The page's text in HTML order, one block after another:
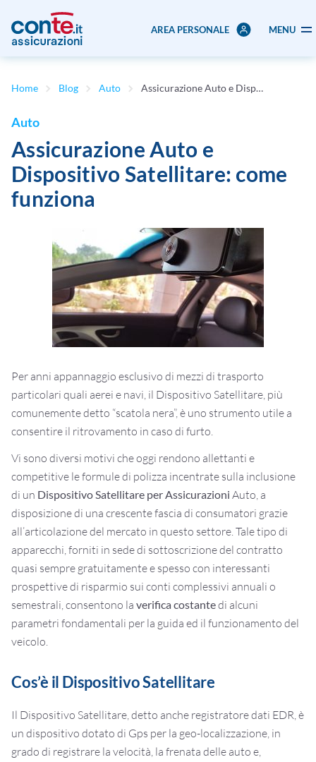
AREA PERSONALE MENU
Home Blog Auto Assicurazione Auto e Dispositivo Satellitare: come funziona
Auto
Assicurazione Auto e
Dispositivo Satellitare: come
funziona
Per anni appannaggio esclusivo di mezzi di trasporto
particolari quali aerei e navi, il Dispositivo Satellitare, più
comunemente detto “scatola nera”, è uno strumento utile a
consentire il ritrovamento in caso di furto.
Vi sono diversi motivi che oggi rendono allettanti e
competitive le formule di polizza incentrate sulla inclusione
di un Dispositivo Satellitare per Assicurazioni Auto, a
disposizione di una crescente fascia di consumatori grazie
all’articolazione del mercato in questo settore. Tale tipo di
apparecchi, forniti in sede di sottoscrizione del contratto
quasi sempre gratuitamente e spesso con interessanti
prospettive di risparmio sui conti complessivi annuali o
semestrali, consentono la verifica costantedi alcuni
parametri fondamentali per la guida ed il funzionamento del
veicolo.
Cos’è il Dispositivo Satellitare
Il Dispositivo Satellitare, detto anche registratore dati EDR, è
un dispositivo dotato di Gps per la geo-localizzazione, in
grado di registrare la velocità, la frenata delle auto e,